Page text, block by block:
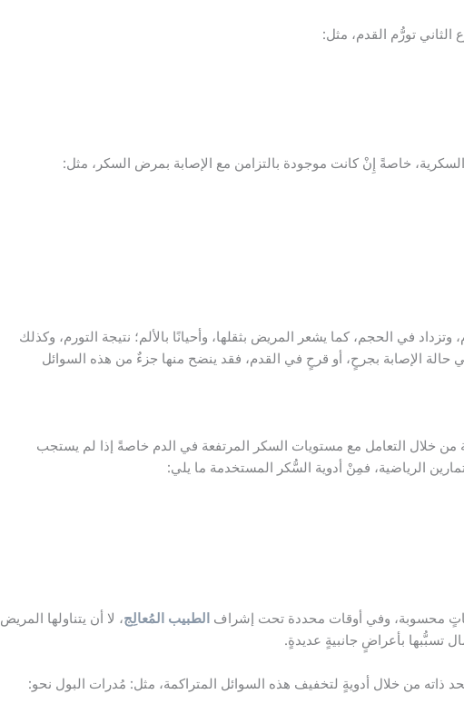
تورُّم القدم، مثل:
خاصةً إِنْ كانت موجودة بالتزامن مع الإصابة بمرض السكر، مثل:
في الحجم، كما يشعر المريض بثقلها، وأحيانًا بالألم؛ نتيجة التورم، وكذلك
حالة الإصابة بجرحٍ، أو قرحٍ في القدم، فقد ينضح منها جزءٌ من هذه السوائل
من خلال التعامل مع مستويات السكر المرتفعة في الدم خاصةً إذا لم يستجب
الرياضية، فمِنْ أدوية السُّكر المستخدمة ما يلي:
محسوبة، وفي أوقات محددة تحت إشراف الطبيب المُعالِج، لا أن يتناولها المريض
تسبُّبها بأعراضٍ جانبيةٍ عديدةٍ.
ذاته من خلال أدويةٍ لتخفيف هذه السوائل المتراكمة، مثل: مُدرات البول نحو: